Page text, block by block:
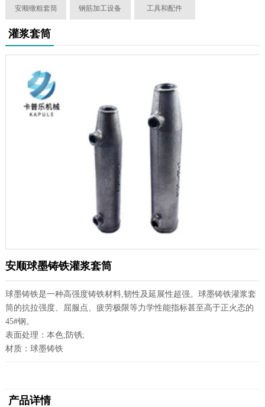
安顺镦粗套筒 钢筋加工设备 工具和配件
灌浆套筒
安顺球墨铸铁灌浆套筒
球墨铸铁是一种高强度铸铁材料,韧性及延展性超强。球墨铸铁灌浆套
筒的抗拉强度、屈服点、疲劳极限等力学性能指标甚至高于正火态的
45#钢。
表面处理：本色;防锈;
材质：球墨铸铁
产品详情